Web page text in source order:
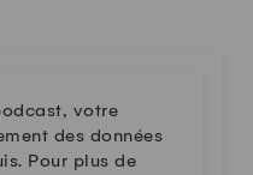
votre
des données
Pour plus de